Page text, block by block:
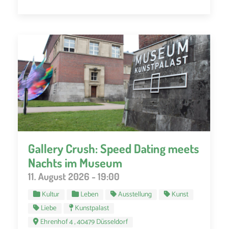
Gallery Crush: Speed Dating meets
Nachts im Museum
11. August 2026 - 19:00
Kultur Leben Ausstellung
Kunst
Liebe
Kunstpalast
Ehrenhof 4 , 40479 Düsseldorf